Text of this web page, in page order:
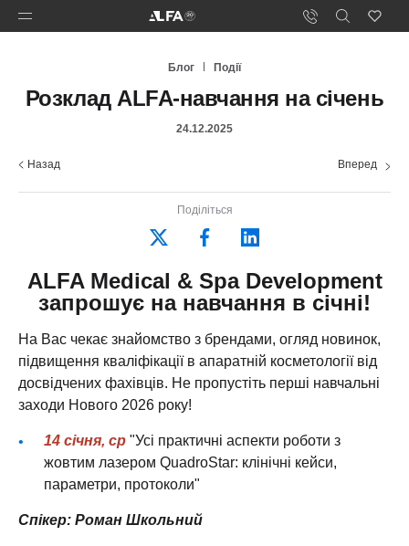
Блог Події
Розклад ALFA-навчання на січень
24.12.2025
Назад Вперед
Поділіться
ALFA Medical & Spa Development
запрошує на навчання в січні!
На Вас чекає знайомство з брендами, огляд новинок,
підвищення кваліфікації в апаратній косметології від
досвідчених фахівців. Не пропустіть перші навчальні
заходи Нового 2026 року!
14 січня, ср "Усі практичні аспекти роботи з
жовтим лазером QuadroStar: клінічні кейси,
параметри, протоколи"
Спікер: Роман Школьний